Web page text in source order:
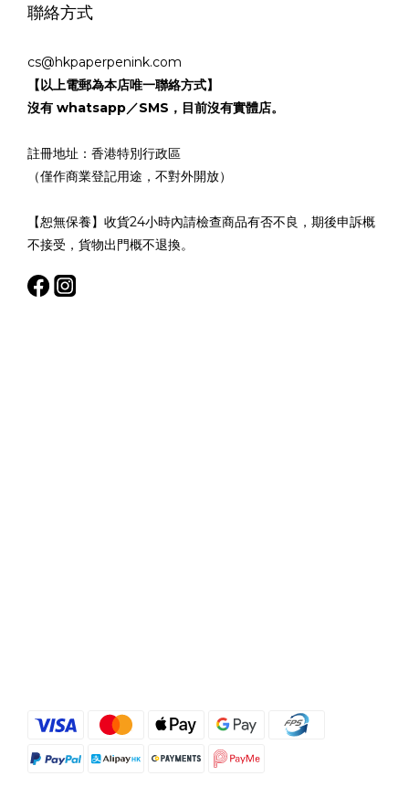
聯絡方式
cs@hkpaperpenink.com
【以上電郵為本店唯一聯絡方式】
沒有 whatsapp／SMS，目前沒有實體店。
註冊地址：香港特別行政區
（僅作商業登記用途，不對外開放）
【恕無保養】收貨24小時內請檢查商品有否不良，期後申訴概
不接受，貨物出門概不退換。